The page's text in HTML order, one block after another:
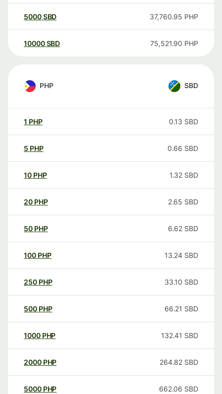
5000SBD 37,760.95 PHP
10000 SBD 75,521.90 PHP
PHP SBD
1 PHP 0.13 SBD
5 PHP 0.66 SBD
10 PHP 1.32 SBD
20 PHP 2.65 SBD
50 PHP 6.62 SBD
100 PHP 13.24 SBD
250 PHP 33.10 SBD
500 PHP 66.21 SBD
1000 PHP 132.41 SBD
2000 PHP 264.82 SBD
5000 PHP 662.06 SBD